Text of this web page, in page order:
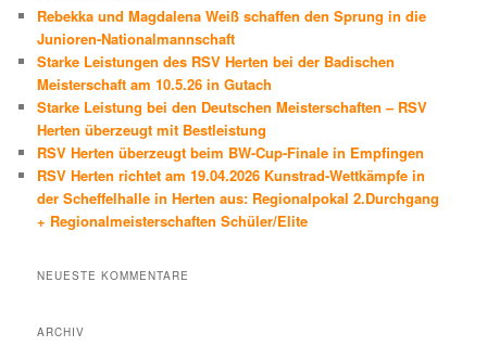
n
Rebekka und Magdalena Weiß schaffen den Sprung in die
Junioren-Nationalmannschaft
Starke Leistungen des RSV Herten bei der Badischen
Meisterschaft am 10.5.26 in Gutach
Starke Leistung bei den Deutschen Meisterschaften – RSV
Herten überzeugt mit Bestleistung
RSV Herten überzeugt beim BW-Cup-Finale in Empfingen
RSV Herten richtet am 19.04.2026 Kunstrad-Wettkämpfe in
der Scheffelhalle in Herten aus: Regionalpokal 2.Durchgang
+ Regionalmeisterschaften Schüler/Elite
NEUESTE KOMMENTARE
ARCHIV